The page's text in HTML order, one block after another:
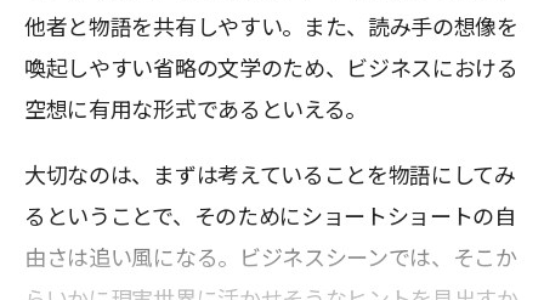
他者と物語を共有しやすい。また、読み手の想像を
喚起しやすい省略の文学のため、ビジネスにおける
空想に有用な形式であるといえる。
大切なのは、まずは考えていることを物語にしてみ
るということで、そのためにショートショートの自
由さは追い風になる。ビジネスシーンでは、そこか